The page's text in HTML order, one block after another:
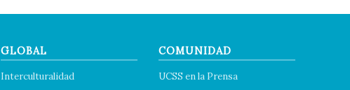
GLOBAL
Interculturalidad
COMUNIDAD
UCSS en la Prensa